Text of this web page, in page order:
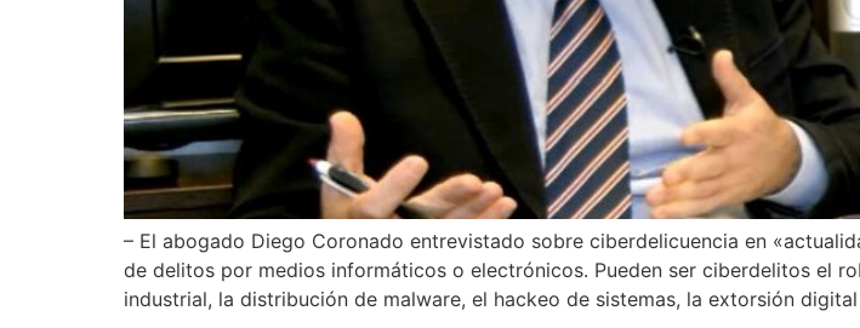
– El abogado Diego Coronado entrevistado sobre ciberdelicuencia en
de delitos por medios informáticos o electrónicos. Pueden ser ciberdelitos el
industrial, la distribución de malware, el hackeo de sistemas, la extorsión